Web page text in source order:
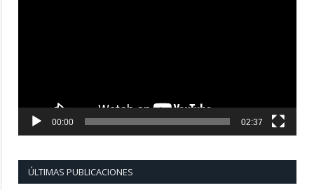
00:00 02:37
ÚLTIMAS PUBLICACIONES